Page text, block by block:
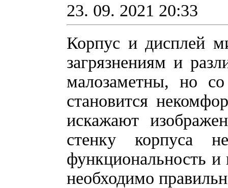
23. 09. 2021 20:33
Корпус и дисплей
загрязнениям и
малозаметны, но со
становится
искажают
стенку корпуса
функциональность
необходимо